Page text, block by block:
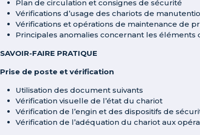
Plan de circulation et consignes de sécurité
Vérifications d’usage des chariots de
Vérifications et opérations de maintenance de
Principales anomalies concernant les éléments
SAVOIR-FAIRE PRATIQUE
Prise de poste et vérification
Utilisation des document suivants
Vérification visuelle de l’état du chariot
Vérification de l’engin et des dispositifs de
Vérification de l’adéquation du chariot aux